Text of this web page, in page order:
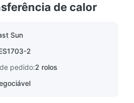
de calor
Sun
2
pedido:2 rolos